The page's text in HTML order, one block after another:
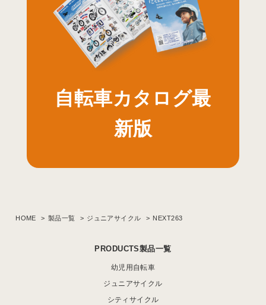
自転車カタログ最
新版
HOME 製品一覧 ジュニアサイクル NEXT263
PRODUCTS製品一覧
幼児用自転車
ジュニアサイクル
シティサイクル